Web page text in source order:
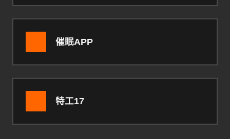
催眠APP
特工17